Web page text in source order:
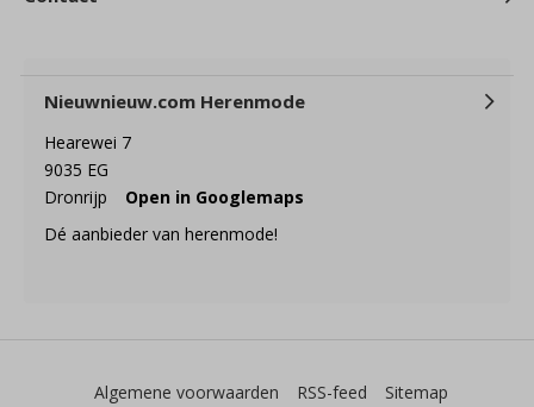
Nieuwnieuw.com Herenmode
Hearewei 7
9035 EG
Dronrijp
Open in Googlemaps
Dé aanbieder van herenmode!
Algemene voorwaarden RSS-feed Sitemap